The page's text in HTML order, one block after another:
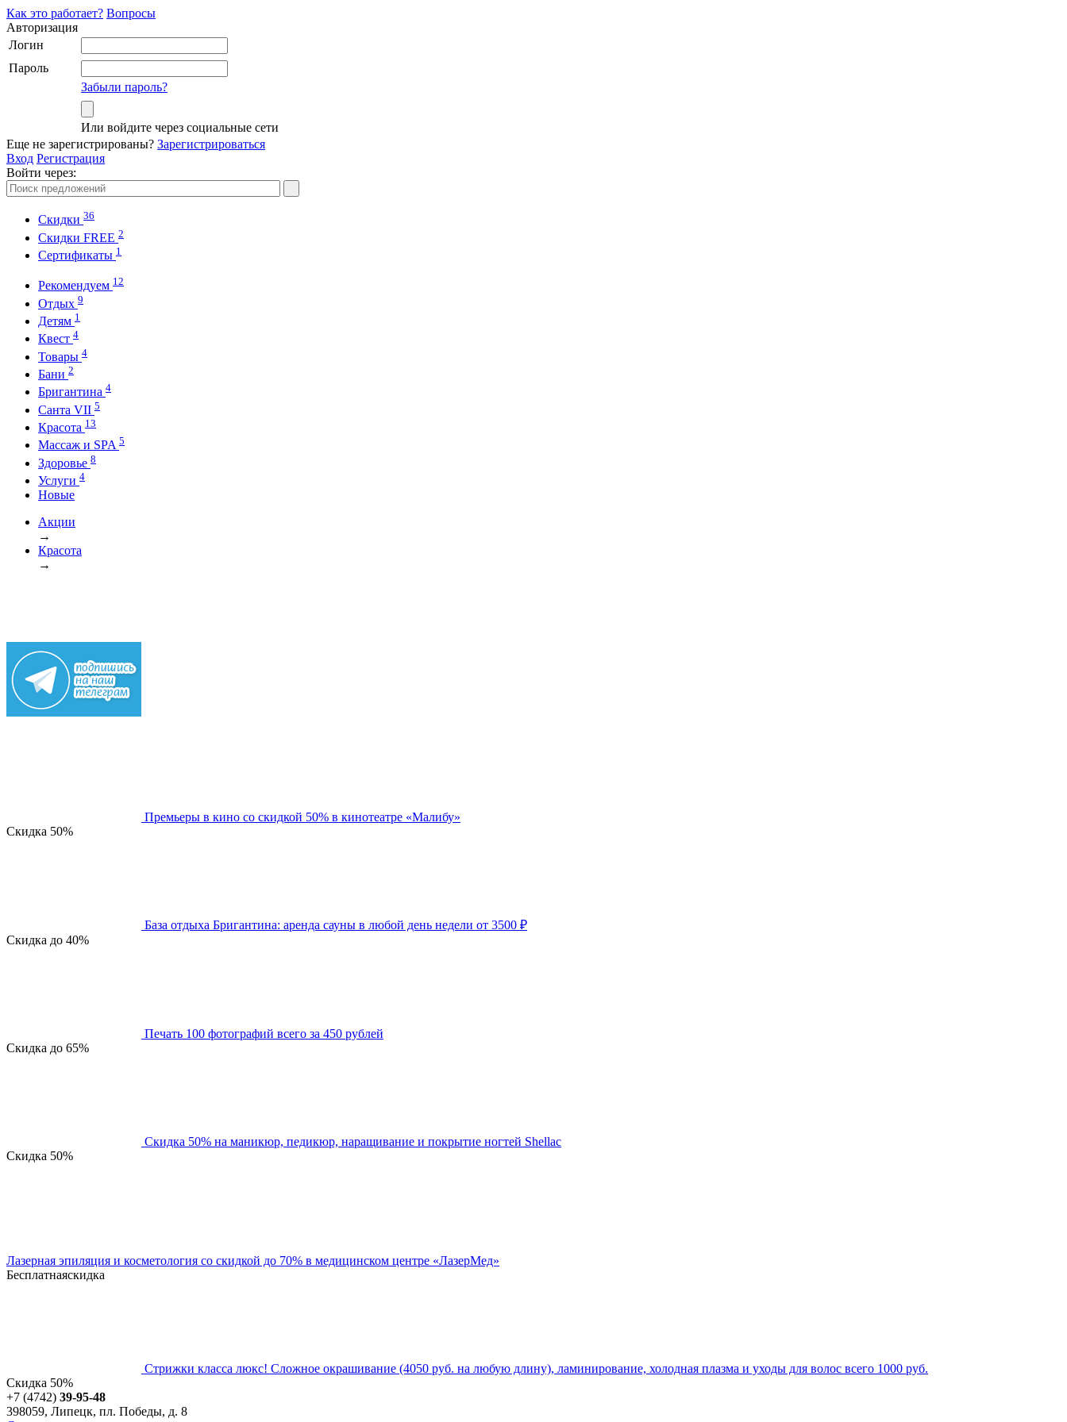
Как это работает? Вопросы
Авторизация
Логин
Пароль
Забыли пароль?
Или войдите через социальные сети
Еще не зарегистрированы? Зарегистрироваться
Вход Регистрация
Войти через:
Скидки 36
Cкидки FREE 2
Cертификаты 1
Рекомендуем 12
Отдых 9
Детям 1
Квест 4
Товары 4
Бани 2
Бригантина 4
Санта VII 5
Красота 13
Массаж и SPA 5
Здоровье 8
Услуги 4
Новые
Акции
→
Красота
→
Премьеры в кино со скидкой 50% в кинотеатре «Малибу»
Скидка 50%
База отдыха Бригантина: аренда сауны в любой день недели от 3500 ₽
Скидка до 40%
Печать 100 фотографий всего за 450 рублей
Скидка до 65%
Скидка 50% на маникюр, педикюр, наращивание и покрытие ногтей Shellac
Скидка 50%
Лазерная эпиляция и косметология со скидкой до 70% в медицинском центре «ЛазерМед»
Бесплатнаяскидка
Стрижки класса люкс! Сложное окрашивание (4050 руб. на любую длину), ламинирование, холодная плазма и уходы для волос всего 1000 руб.
Скидка 50%
+7 (4742) 39-95-48
398059, Липецк, пл. Победы, д. 8